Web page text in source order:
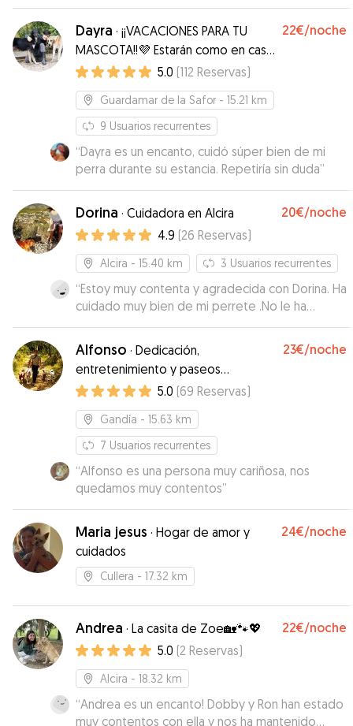
Dayra · ¡¡VACACIONES PARA TU
MASCOTA!!💜 Estarán como en casa
😊💖🐶🏠
22€/noche
5.0 (112 Reservas)
Guardamar de la Safor - 15.21 km
9 Usuarios recurrentes
“Dayra es un encanto, cuidó súper bien de mi
perra durante su estancia. Repetiría sin duda”
Dorina · Cuidadora en Alcira 20€/noche
4.9 (26 Reservas)
Alcira - 15.40 km 3 Usuarios recurrentes
“Estoy muy contenta y agradecida con Dorina. Ha
cuidado muy bien de mi perrete .No le ha
faltado de nada ha estado mejor que en su
propia casa Todos los días Dorina me mandaba
varios videos para que pudiera ver cómo estaba
mi perrete y lo bien que comia.Como hacia
mucha calor y ella tiene una piscina lo bañaba
todos los días para que no pasara calor.En
definitiva ha sido la mejor cuidadora que hubiera
podido encontrar para mí perrete.La
recomiendo 100% .Repetiremos con ella sin
dudarlo Muchísimas gracias Dorina.La familia al
completo y sobre todo Blippi te da las gracias y
te manda un beso. Hasta la próxima.”
Alfonso · Dedicación,
entretenimiento y paseos
educativos.
23€/noche
5.0 (69 Reservas)
Gandía - 15.63 km
7 Usuarios recurrentes
“Alfonso es una persona muy cariñosa, nos
quedamos muy contentos”
Maria jesus · Hogar de amor y
cuidados
24€/noche
Cullera - 17.32 km
Andrea · La casita de Zoe🏡🐾💖 22€/noche
5.0 (2 Reservas)
Alcira - 18.32 km
“Andrea es un encanto! Dobby y Ron han estado
muy contentos con ella y nos ha mantenido